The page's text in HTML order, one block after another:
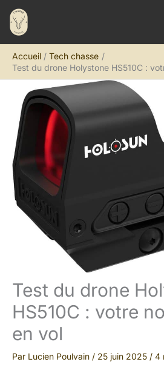
Aller
contenu
Accueil
Tech chasse
Test du drone Holystone HS510C :
Test du drone
HS510C : votre
en vol
Par Lucien Poulvain / 25 juin 2025 / 4
R
e
h
e
r